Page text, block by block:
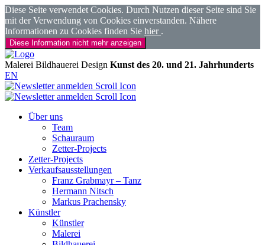
Diese Seite verwendet Cookies. Durch Nutzen dieser Seite sind Sie
mit der Verwendung von Cookies einverstanden. Nähere
Informationen zu Cookies finden Sie hier .
Diese Information nicht mehr anzeigen
Malerei Bildhauerei Design Kunst des 20. und 21. Jahrhunderts
EN
Über uns
Team
Schauraum
Zetter-Projects
Zetter-Projects
Verkaufsausstellungen
Franz Grabmayr – Tanz
Hermann Nitsch
Markus Prachensky
Künstler
Künstler
Malerei